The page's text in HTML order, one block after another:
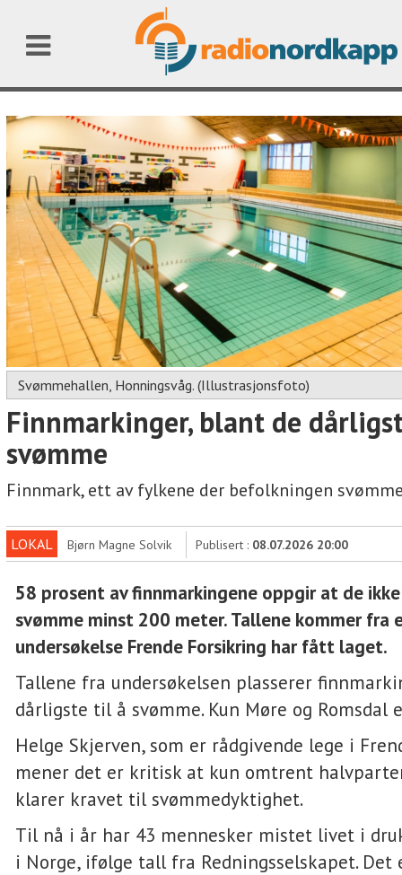
Svømmehallen, Honningsvåg. (Illustrasjonsfoto)
Finnmarkinger, blant de
svømme
Finnmark, ett av fylkene der befolkningen
LOKAL Bjørn Magne Solvik Publisert : 08.07.2026 20:00
58 prosent av finnmarkingene oppgir at de
svømme minst 200 meter. Tallene kommer fra
undersøkelse Frende Forsikring har fått laget.
Tallene fra undersøkelsen plasserer
dårligste til å svømme. Kun Møre og Romsdal
Helge Skjerven, som er rådgivende lege i
mener det er kritisk at kun omtrent
klarer kravet til svømmedyktighet.
Til nå i år har 43 mennesker mistet livet i
i Norge, ifølge tall fra Redningsselskapet. Det